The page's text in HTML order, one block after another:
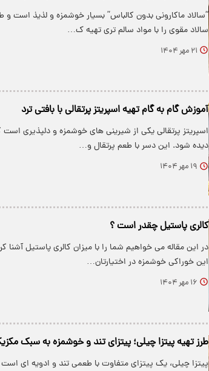
“سالاد ماکارونی بدون کالباس” بسیار خوشمزه و لذیذ است و
سالاد مقوی را با مواد سالم تری تهیه ک…
۲۱ مهر ۱۴۰۴
آموزش گام به گام تهیه اسپریتز پرتقالی با بافتی ترد
اسپریتز پرتقالی یکی از شیرینی های خوشمزه و دلپذیری
دیده شود. این دسر با طعم پرتقال و…
۱۹ مهر ۱۴۰۴
کالری پاستیل چقدر است ؟
در این مقاله می خواهیم شما را با میزان کالری پاستیل آشنا
این خوراکی خوشمزه در اختیارتان…
۱۶ مهر ۱۴۰۴
طرز تهیه پیتزا چیلی؛ پیتزای تند و خوشمزه به سبک
پیتزا چیلی، یک پیتزای متفاوت با طعمی تند و ادویه ای